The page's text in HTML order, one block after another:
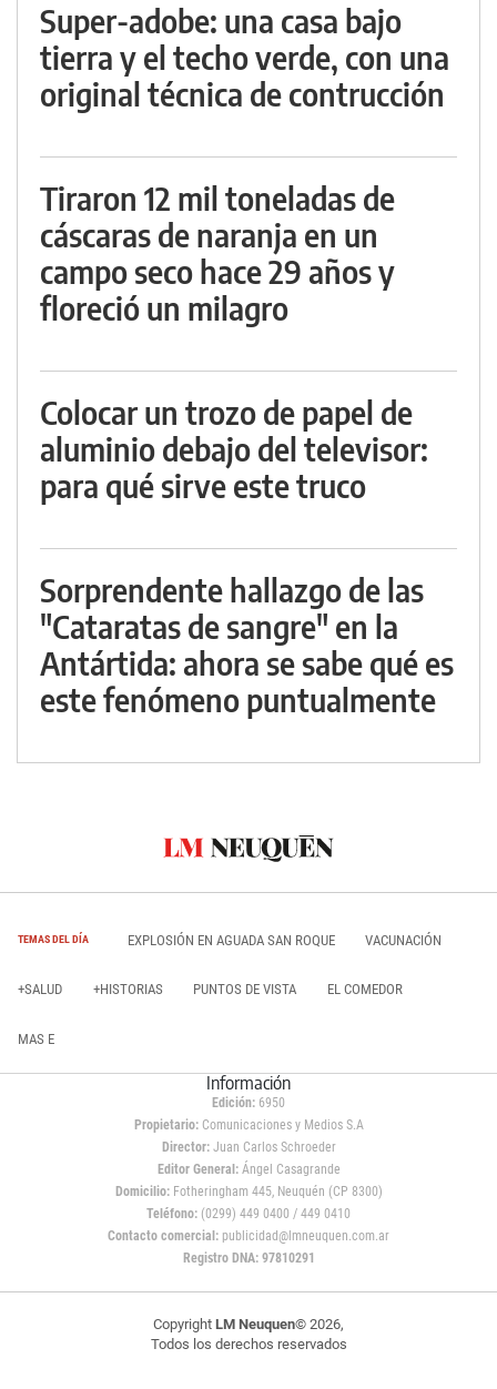
Super-adobe: una casa bajo
tierra y el techo verde, con una
original técnica de contrucción
Tiraron 12 mil toneladas de
cáscaras de naranja en un
campo seco hace 29 años y
floreció un milagro
Colocar un trozo de papel de
aluminio debajo del televisor:
para qué sirve este truco
Sorprendente hallazgo de las
"Cataratas de sangre" en la
Antártida: ahora se sabe qué es
este fenómeno puntualmente
TEMAS DEL DÍA EXPLOSIÓN EN AGUADA SAN ROQUE VACUNACIÓN
+SALUD +HISTORIAS PUNTOS DE VISTA EL COMEDOR
MAS E
Información
Edición: 6950
Propietario:Comunicaciones y Medios S.A
Director: Juan Carlos Schroeder
Editor General:Ángel Casagrande
Domicilio:Fotheringham 445, Neuquén (CP 8300)
Teléfono: (0299) 449 0400 / 449 0410
Contacto comercial: publicidad@lmneuquen.com.ar
Registro DNA: 97810291
Copyright LM Neuquen© 2026,
Todos los derechos reservados